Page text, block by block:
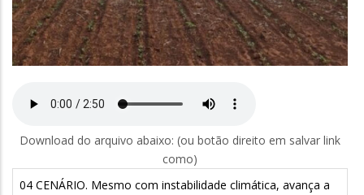
Download do arquivo abaixo: (ou botão direito em salvar link
como)
04 CENÁRIO. Mesmo com instabilidade climática, avança a